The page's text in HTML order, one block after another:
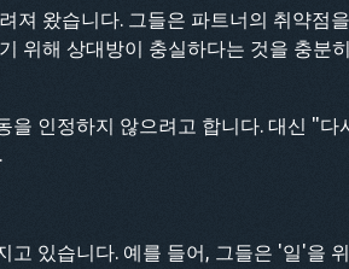
져 왔습니다. 그들은 파트너의 취약점
위해 상대방이 충실하다는 것을 충분
을 인정하지 않으려고 합니다. 대신 "
있습니다. 예를 들어, 그들은 '일'을